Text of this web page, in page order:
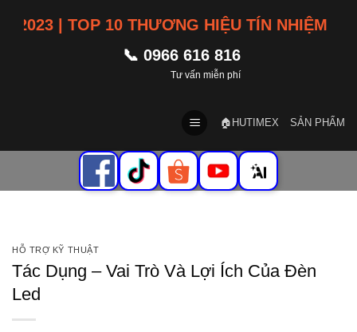
| TOP 10 THƯƠNG HIỆU TÍN NHIỆM VIỆT
📞 0966 616 816
Tư vấn miễn phí
🏠HUTIMEX SẢN PHẨM
HỖ TRỢ KỸ THUẬT
Tác Dụng – Vai Trò Và Lợi Ích Của Đèn
Led